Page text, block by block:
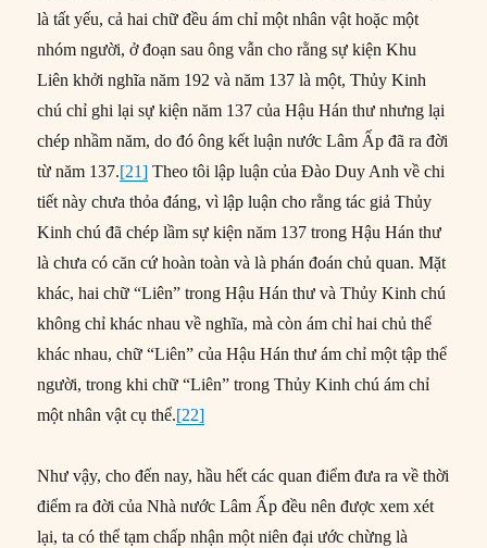
là tất yếu, cả hai chữ đều ám chỉ một nhân vật hoặc một
nhóm người, ở đoạn sau ông vẫn cho rằng sự kiện Khu
Liên khởi nghĩa năm 192 và năm 137 là một, Thủy Kinh
chú chỉ ghi lại sự kiện năm 137 của Hậu Hán thư nhưng lại
chép nhầm năm, do đó ông kết luận nước Lâm Ấp đã ra đời
từ năm 137.[21] Theo tôi lập luận của Đào Duy Anh về chi
tiết này chưa thỏa đáng, vì lập luận cho rằng tác giả Thủy
Kinh chú đã chép lầm sự kiện năm 137 trong Hậu Hán thư
là chưa có căn cứ hoàn toàn và là phán đoán chủ quan. Mặt
khác, hai chữ “Liên” trong Hậu Hán thư và Thủy Kinh chú
không chỉ khác nhau về nghĩa, mà còn ám chỉ hai chủ thể
khác nhau, chữ “Liên” của Hậu Hán thư ám chỉ một tập thể
người, trong khi chữ “Liên” trong Thủy Kinh chú ám chỉ
một nhân vật cụ thể.[22]
Như vậy, cho đến nay, hầu hết các quan điểm đưa ra về thời
điểm ra đời của Nhà nước Lâm Ấp đều nên được xem xét
lại, ta có thể tạm chấp nhận một niên đại ước chừng là